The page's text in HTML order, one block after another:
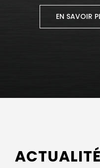
EN SAVOIR